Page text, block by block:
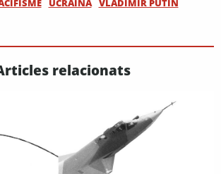
UCRAÏNA VLADIMIR PUTIN
relacionats